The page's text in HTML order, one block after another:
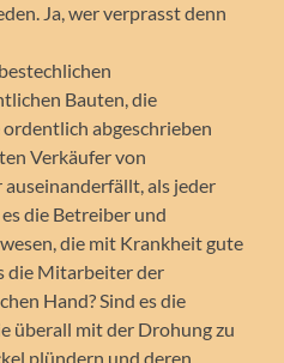
Ja, wer verprasst denn
Bauten, die
abgeschrieben
Verkäufer von
als jeder
die Betreiber und
die mit Krankheit gute
die Mitarbeiter der
Hand? Sind es die
überall mit der Drohung zu
plündern und deren